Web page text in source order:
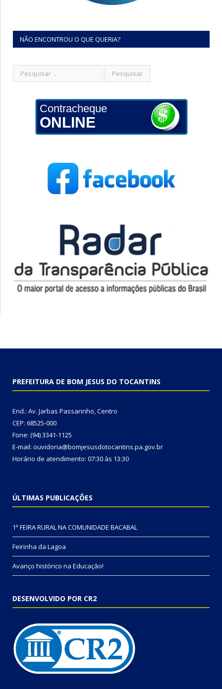
NÃO ENCONTROU O QUE QUERIA?
Contracheque
ONLINE
PREFEITURA DE BOM JESUS DO TOCANTINS
End.: Av. Jarbas Passarinho, Centro
CEP: 68525-000
Fone: (94) 3341-1125
E-mail: ouvidoria@bomjesusdotocantins.pa.gov.br
Horário de atendimento: 07:30 às 13:30
ÚLTIMAS PUBLICAÇÕES
1ª FEIRA RURAL NA COMUNIDADE BACABAL
Feirinha da Lagoa
Avanço histórico na Educação!
DESENVOLVIDO POR CR2